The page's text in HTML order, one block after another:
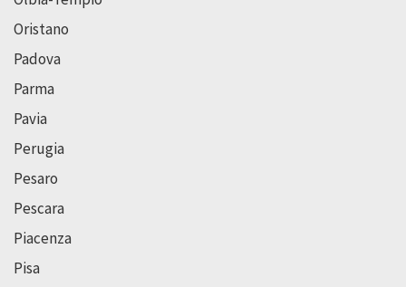
Oristano
Padova
Parma
Pavia
Perugia
Pesaro
Pescara
Piacenza
Pisa